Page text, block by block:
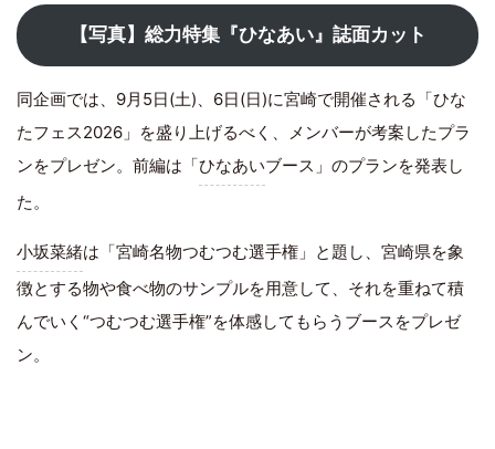
【写真】総力特集『ひなあい』誌面カット
同企画では、9月5日(土)、6日(日)に宮崎で開催される「ひな
たフェス2026」を盛り上げるべく、メンバーが考案したプラ
ンをプレゼン。前編は「ひなあいブース」のプランを発表し
た。
小坂菜緒は「宮崎名物つむつむ選手権」と題し、宮崎県を象
徴とする物や食べ物のサンプルを用意して、それを重ねて積
んでいく“つむつむ選手権”を体感してもらうブースをプレゼ
ン。